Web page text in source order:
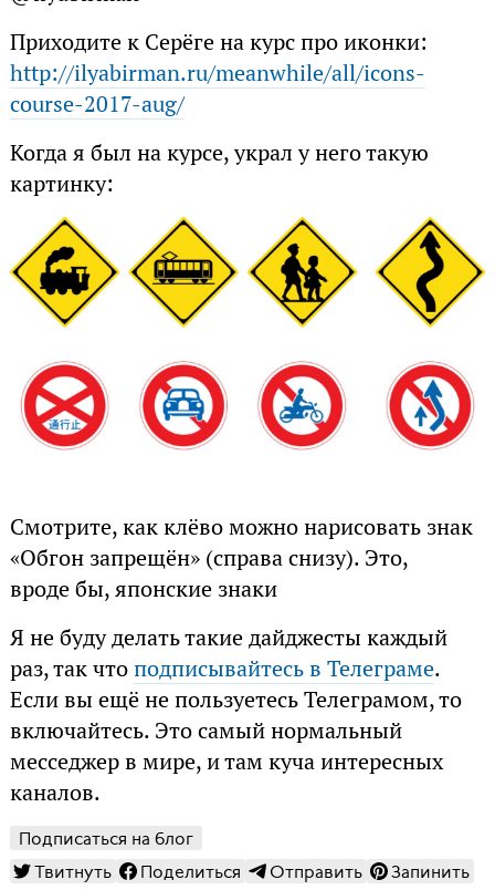
Приходите к Серёге на курс про иконки:
http://ilyabirman.ru/meanwhile/all/icons-
course-2017-aug/
Когда я был на курсе, украл у него такую
картинку:
Смотрите, как клёво можно нарисовать знак
«Обгон запрещён» (справа снизу). Это,
вроде бы, японские знаки
Я не буду делать такие дайджесты каждый
раз, так чтоподписывайтесь в Телеграме.
Если вы ещё не пользуетесь Телеграмом, то
включайтесь. Это самый нормальный
месседжер в мире, и там куча интересных
каналов.
Подписаться на блог
Твитнуть
Поделиться Отправить Запинить